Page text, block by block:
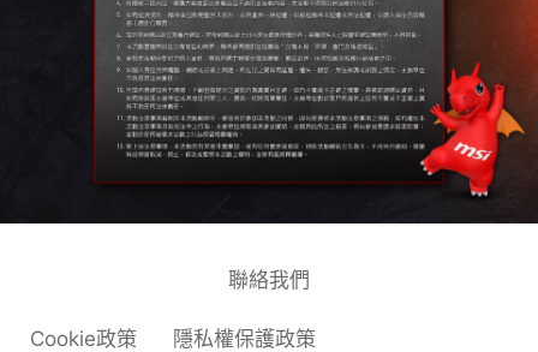
Cookie政策 隱私權保護政策
聯絡我們